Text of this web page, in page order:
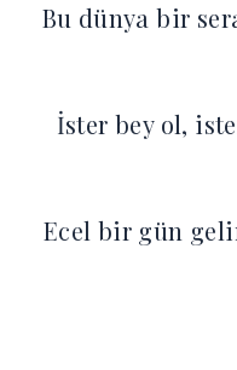
Bu dünya bir
İster bey ol,
Ecel bir gün